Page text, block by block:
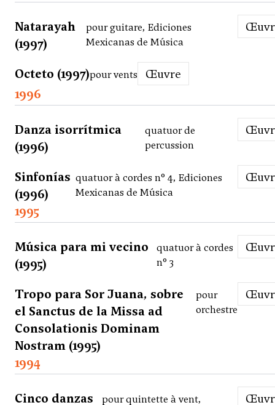
Natarayah
(1997)
pour guitare, Ediciones
Mexicanas de Música
Octeto (1997)pour vents
Œuvre
1996
Danza isorrítmica
(1996)
quatuor de
percussion
Sinfonías
(1996)
quatuor à cordes n° 4, Ediciones
Mexicanas de Música
1995
Música para mi vecino
(1995)
quatuor à cordes
n° 3
Tropo para Sor Juana, sobre
el Sanctus de la Missa ad
Consolationis Dominam
Nostram (1995)
pour
orchestre
1994
Cinco danzas pour quintette à vent,